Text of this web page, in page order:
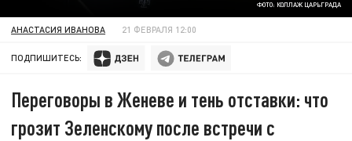
ФОТО: КОЛЛАЖ ЦАРЬГРАДА
АНАСТАСИЯ ИВАНОВА 21 ФЕВРАЛЯ 12:00
ПОДПИШИТЕСЬ:
Переговоры в Женеве и тень отставки: что
грозит Зеленскому после встречи с